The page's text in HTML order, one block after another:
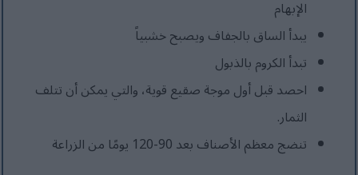
الإبهام
يبدأ الساق بالجفاف ويصبح خشبياً
تبدأ الكروم بالذبول
احصد قبل أول موجة صقيع قوية، والتي يمكن أن تتلف
الثمار.
تنضج معظم الأصناف بعد 90-120 يومًا من الزراعة